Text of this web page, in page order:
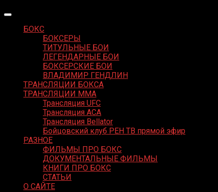
БОКС
БОКСЕРЫ
ТИТУЛЬНЫЕ БОИ
ЛЕГЕНДАРНЫЕ БОИ
БОКСЕРСКИЕ БОИ
ВЛАДИМИР ГЕНДЛИН
ТРАНСЛЯЦИИ БОКСА
ТРАНСЛЯЦИИ MMA
Трансляция UFC
Трансляция ACA
Трансляция Bellator
Бойцовский клуб РЕН ТВ прямой эфир
РАЗНОЕ
ФИЛЬМЫ ПРО БОКС
ДОКУМЕНТАЛЬНЫЕ ФИЛЬМЫ
КНИГИ ПРО БОКС
СТАТЬИ
О САЙТЕ